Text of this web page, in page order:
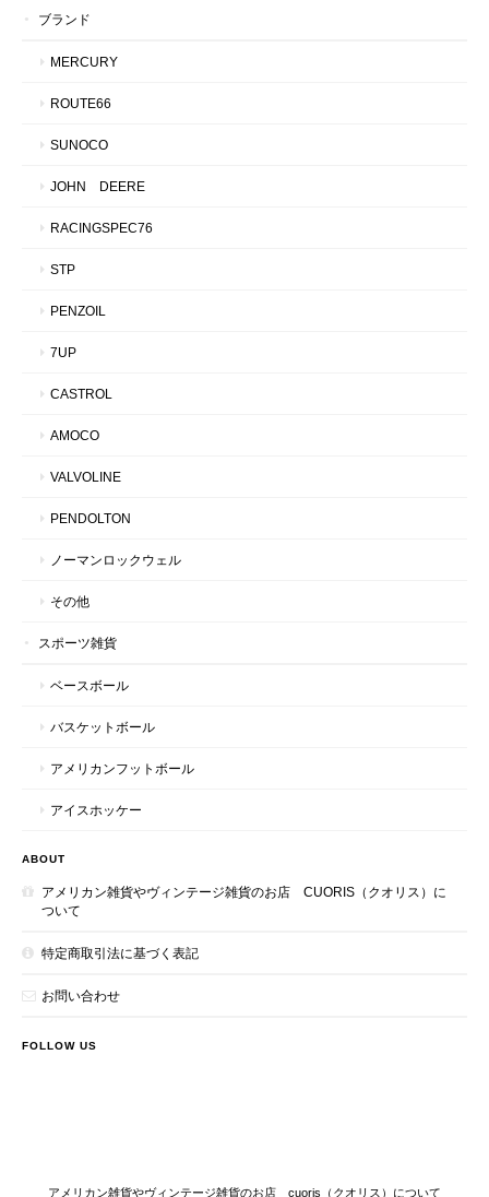
ブランド
MERCURY
ROUTE66
SUNOCO
JOHN DEERE
RACINGSPEC76
STP
PENZOIL
7UP
CASTROL
AMOCO
VALVOLINE
PENDOLTON
ノーマンロックウェル
その他
スポーツ雑貨
ベースボール
バスケットボール
アメリカンフットボール
アイスホッケー
ABOUT
アメリカン雑貨やヴィンテージ雑貨のお店 CUORIS（クオリス）に
ついて
特定商取引法に基づく表記
お問い合わせ
FOLLOW US
アメリカン雑貨やヴィンテージ雑貨のお店 cuoris（クオリス）について